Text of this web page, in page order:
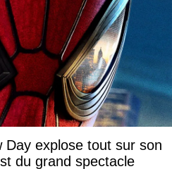
Day explose tout sur son
du grand spectacle